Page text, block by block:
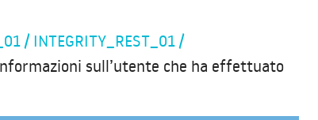
/ INTEGRITY_REST_01 /
sull’utente che ha effettuato